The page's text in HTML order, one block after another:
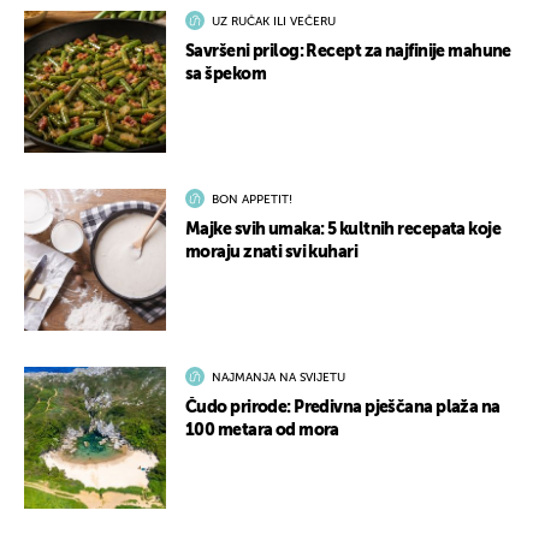
UZ RUČAK ILI VEČERU
Savršeni prilog: Recept za najfinije mahune
sa špekom
BON APPETIT!
Majke svih umaka: 5 kultnih recepata koje
moraju znati svi kuhari
NAJMANJA NA SVIJETU
Čudo prirode: Predivna pješčana plaža na
100 metara od mora